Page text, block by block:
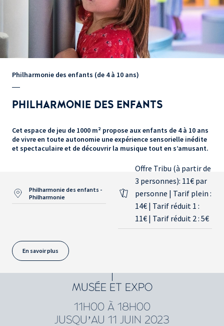
Philharmonie des enfants (de 4 à 10 ans)
PHILHARMONIE DES ENFANTS
Cet espace de jeu de 1000 m² propose aux enfants de 4 à 10 ans
de vivre en toute autonomie une expérience sensorielle inédite
et spectaculaire et de découvrir la musique tout en s’amusant.
Philharmonie des enfants -
Philharmonie
Offre Tribu (à partir de
3 personnes): 11€ par
personne | Tarif plein :
14€ | Tarif réduit 1 :
11€ | Tarif réduit 2 : 5€
En savoir plus
MUSÉE ET EXPO
11H00 À 18H00
JUSQU’AU 11 JUIN 2023